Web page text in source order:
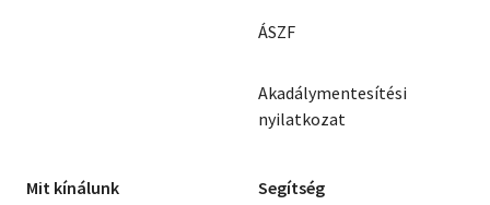
ÁSZF
Akadálymentesítési
nyilatkozat
Mit kínálunk Segítség